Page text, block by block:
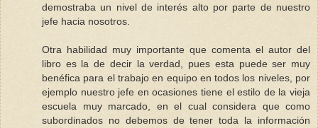
demostraba un nivel de interés alto por parte de nuestro
jefe hacia nosotros.
Otra habilidad muy importante que comenta el autor del
libro es la de decir la verdad, pues esta puede ser muy
benéfica para el trabajo en equipo en todos los niveles, por
ejemplo nuestro jefe en ocasiones tiene el estilo de la vieja
escuela muy marcado, en el cual considera que como
subordinados no debemos de tener toda la información